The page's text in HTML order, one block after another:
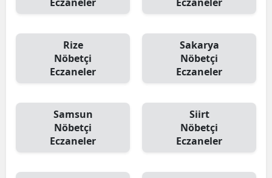
Rize
Nöbetçi
Eczaneler
Sakarya
Nöbetçi
Eczaneler
Samsun
Nöbetçi
Eczaneler
Siirt
Nöbetçi
Eczaneler